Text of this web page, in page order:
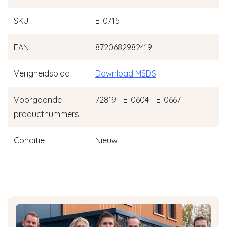
SKU E-0715
EAN 8720682982419
Veiligheidsblad Download MSDS
Voorgaande
productnummers
72819 - E-0604 - E-0667
Conditie Nieuw